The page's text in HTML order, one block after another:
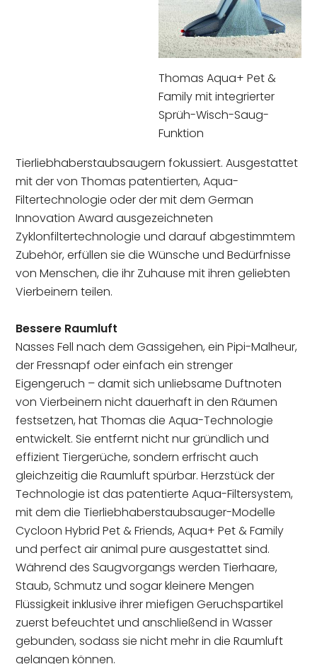
Thomas Aqua+ Pet &
Family mit integrierter
Sprüh-Wisch-Saug-
Funktion
Tierliebhaberstaubsaugern fokussiert. Ausgestattet
mit der von Thomas patentierten, Aqua-
Filtertechnologie oder der mit dem German
Innovation Award ausgezeichneten
Zyklonfiltertechnologie und darauf abgestimmtem
Zubehör, erfüllen sie die Wünsche und Bedürfnisse
von Menschen, die ihr Zuhause mit ihren geliebten
Vierbeinern teilen.
Bessere Raumluft
Nasses Fell nach dem Gassigehen, ein Pipi-Malheur,
der Fressnapf oder einfach ein strenger
Eigengeruch – damit sich unliebsame Duftnoten
von Vierbeinern nicht dauerhaft in den Räumen
festsetzen, hat Thomas die Aqua-Technologie
entwickelt. Sie entfernt nicht nur gründlich und
effizient Tiergerüche, sondern erfrischt auch
gleichzeitig die Raumluft spürbar. Herzstück der
Technologie ist das patentierte Aqua-Filtersystem,
mit dem die Tierliebhaberstaubsauger-Modelle
Cycloon Hybrid Pet & Friends, Aqua+ Pet & Family
und perfect air animal pure ausgestattet sind.
Während des Saugvorgangs werden Tierhaare,
Staub, Schmutz und sogar kleinere Mengen
Flüssigkeit inklusive ihrer miefigen Geruchspartikel
zuerst befeuchtet und anschließend in Wasser
gebunden, sodass sie nicht mehr in die Raumluft
gelangen können.